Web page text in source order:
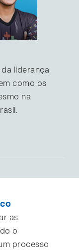
liderança
como os
na
as
o
processo